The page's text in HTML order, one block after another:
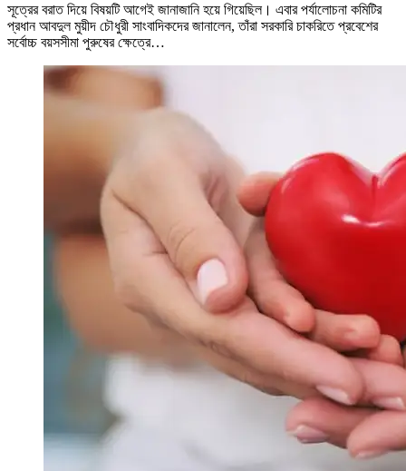
সূত্রের বরাত দিয়ে বিষয়টি আগেই জানাজানি হয়ে গিয়েছিল। এবার পর্যালোচনা কমিটির
প্রধান আবদুল মুয়ীদ চৌধুরী সাংবাদিকদের জানালেন, তাঁরা সরকারি চাকরিতে প্রবেশের
সর্বোচ্চ বয়সসীমা পুরুষের ক্ষেত্রে…